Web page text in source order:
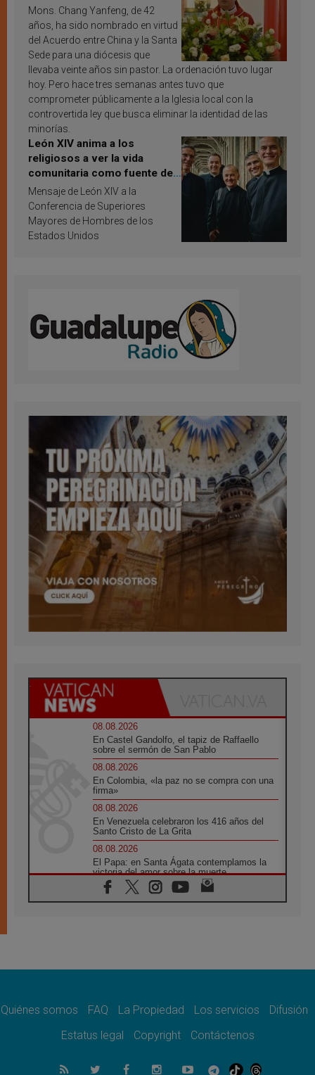
Mons. Chang Yanfeng, de 42
años, ha sido nombrado en virtud
del Acuerdo entre China y la Santa
Sede para una diócesis que
llevaba veinte años sin pastor. La ordenación tuvo lugar
hoy. Pero hace tres semanas antes tuvo que
comprometer públicamente a la Iglesia local con la
controvertida ley que busca eliminar la identidad de las
minorías.
León XIV anima a los
religiosos a ver la vida
comunitaria como fuente de
inspiración y santificación
Mensaje de León XIV a la
Conferencia de Superiores
Mayores de Hombres de los
Estados Unidos
08.08.2026
En Castel Gandolfo, el tapiz de Raffaello
sobre el sermón de San Pablo
08.08.2026
En Colombia, «la paz no se compra con una
firma»
08.08.2026
En Venezuela celebraron los 416 años del
Santo Cristo de La Grita
08.08.2026
El Papa: en Santa Ágata contemplamos la
victoria del amor sobre la muerte
08.08.2026
León XIV visitará el Santuario de la Madre
07.08.2026
07.08.2026
el compromiso del cristiano"
La matanza de niños en Gaza no cesa: 300
Quiénes somos FAQ La Propiedad Los servicios
Difusión
Estatus legal
Copyright Contáctenos